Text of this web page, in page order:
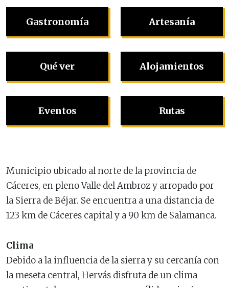
Gastronomía Artesanía
Qué ver Alojamientos
Eventos Rutas
Municipio ubicado al norte de la provincia de
Cáceres, en pleno Valle del Ambroz y arropado por
la Sierra de Béjar. Se encuentra a una distancia de
123 km de Cáceres capital y a 90 km de Salamanca.
Clima
Debido a la influencia de la sierra y su cercanía con
la meseta central, Hervás disfruta de un clima